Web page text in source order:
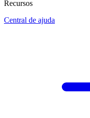
Recursos
Central de ajuda